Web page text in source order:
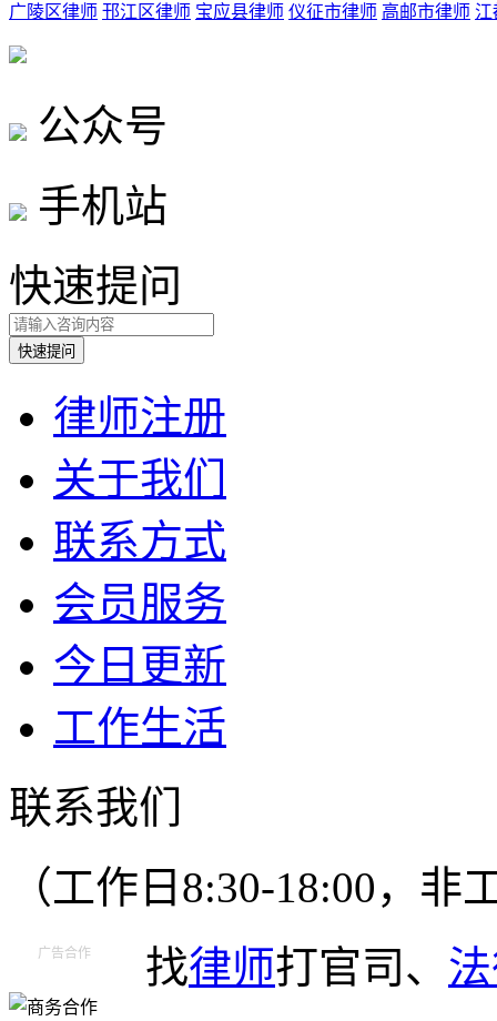
广陵区律师 邗江区律师 宝应县律师 仪征市律师 高邮市律师 江
公众号
手机站
快速提问
律师注册
关于我们
联系方式
会员服务
今日更新
工作生活
联系我们
（工作日8:30-18:00，非
广告合作 找律师打官司、